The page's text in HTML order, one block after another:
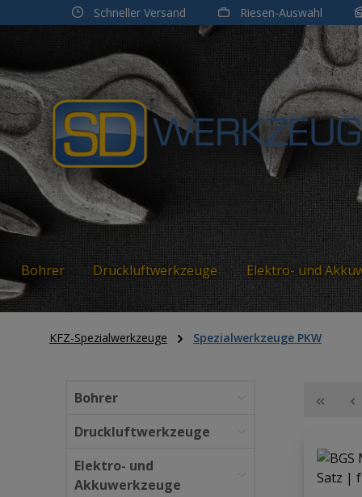
Hauptinhalt springen
Zur Suche springen
Zur Hauptnavigation springen
Schneller Versand Riesen-Auswahl
Bohrer Druckluftwerkzeuge Elektro- und
KFZ-Spezialwerkzeuge Spezialwerkzeuge PKW
Bohrer
Druckluftwerkzeuge
Elektro- und
Akkuwerkzeuge